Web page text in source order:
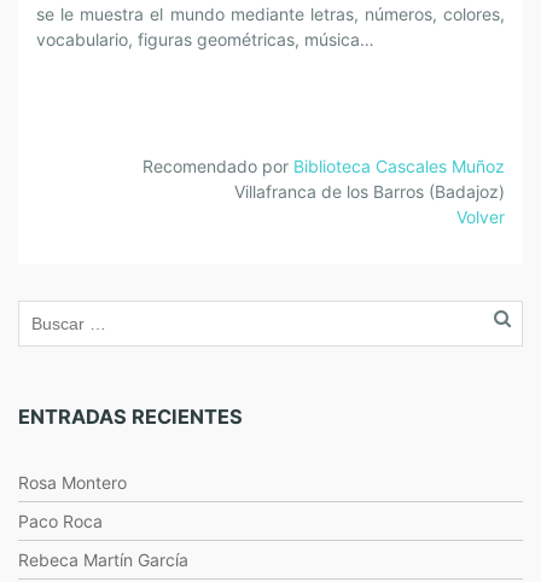
se le muestra el mundo mediante letras, números, colores,
vocabulario, figuras geométricas, música…
Recomendado por Biblioteca Cascales Muñoz
Villafranca de los Barros (Badajoz)
Volver
ENTRADAS RECIENTES
Rosa Montero
Paco Roca
Rebeca Martín García